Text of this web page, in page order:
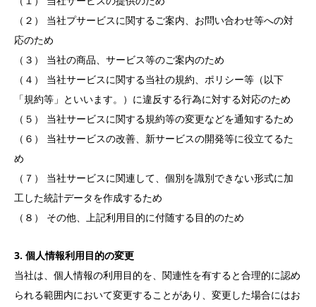
（２） 当社プサービスに関するご案内、お問い合わせ等への対
応のため
（３） 当社の商品、サービス等のご案内のため
（４） 当社サービスに関する当社の規約、ポリシー等（以下
「規約等」といいます。）に違反する行為に対する対応のため
（５） 当社サービスに関する規約等の変更などを通知するため
（６） 当社サービスの改善、新サービスの開発等に役立てるた
め
（７） 当社サービスに関連して、個別を識別できない形式に加
工した統計データを作成するため
（８） その他、上記利用目的に付随する目的のため
3. 個人情報利用目的の変更
当社は、個人情報の利用目的を、関連性を有すると合理的に認め
られる範囲内において変更することがあり、変更した場合にはお